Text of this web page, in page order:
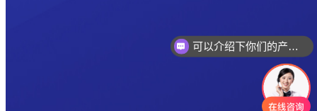
你们是怎么收费的呢